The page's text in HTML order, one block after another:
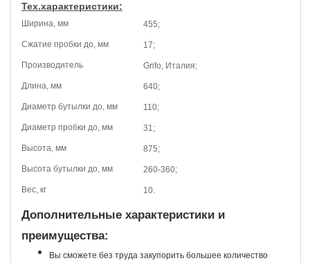
Тех.характеристики:
Ширина, мм 455;
Сжатие пробки до, мм 17;
Производитель Grifo, Италия;
Длина, мм 640;
Диаметр бутылки до, мм 110;
Диаметр пробки до, мм 31;
Высота, мм 875;
Высота бутылки до, мм 260-360;
Вес, кг 10.
Дополнительные характеристики и
преимущества:
Вы сможете без труда закупорить большее количество